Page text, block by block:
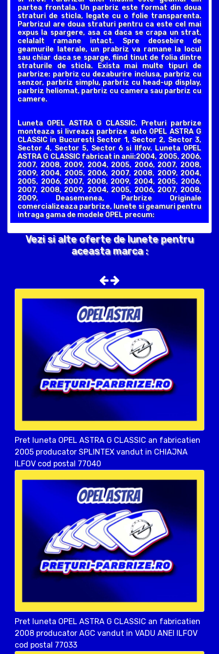
partea frontala. Un parbriz este format din doua
straturi de sticla, legate cu o folie transparenta.
Parbrizul are doua straturi pentru ca este cel mai
expus la spargere, asa ca daca se crapa un strat,
celalalt ramane intact. Spre deosebire de
geamurile laterale, un prabriz va ramane la locul
sau chiar daca se sparge, fiind tinut de folia dintre
straturile de sticla. Exista mai multe tipuri de
parbrize: parbriz cu dezaburire inclusa, parbriz cu
senzor, parbriz simplu, parbriz cu head-up display,
parbriz heliomat, parbriz cu camera sau parbriz cu
camere.
Luneta OPEL ASTRA G CLASSIC. Preturi parbrize
monteaza si livreaza parbrize auto OPEL ASTRA G
CLASSIC in Bucuresti Sector 1, Sector 2, Sector 3,
Sector 4, Sector 5, Sector 6 si Ilfov. Luneta OPEL
ASTRA G CLASSIC fabricat in anii:2004, 2005, 2006,
2007, 2008, 2009, 2004, 2005, 2006, 2007, 2008,
2009, 2004, 2005, 2006, 2007, 2008, 2009, 2004,
2005, 2006, 2007, 2008, 2009, 2004, 2005, 2006,
2007, 2008, 2009, 2004, 2005, 2006, 2007, 2008,
2009, Deasemenea, Parbrize Originale
comercializeaza parbrize, lunete si geamuri pentru
intraga gama de modele OPEL precum:
Vezi si alte oferte de lunete pentru
aceasta marca :
Pret luneta OPEL ASTRA G CLASSIC an fabricatien
2005 producator SPLINTEX vandut in CHIAJNA
ILFOV cod postal 77040
Pret luneta OPEL ASTRA G CLASSIC an fabricatien
2008 producator AGC vandut in VADU ANEI ILFOV
cod postal 77033